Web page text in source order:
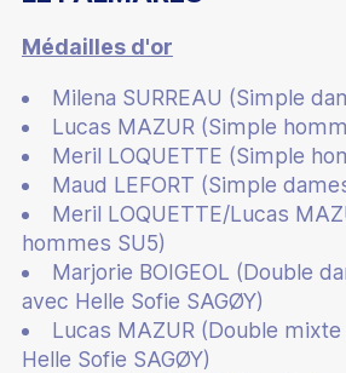
Médailles d'or
Milena SURREAU (Simple
Lucas MAZUR (Simple
Meril LOQUETTE (Simple
Maud LEFORT (Simple
Meril LOQUETTE/Lucas
hommes SU5)
Marjorie BOIGEOL (Double
avec Helle Sofie SAGØY)
Lucas MAZUR (Double
Helle Sofie SAGØY)